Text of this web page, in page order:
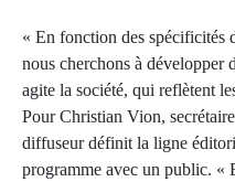
« En fonction des spécificités
nous cherchons à développer
agite la société, qui reflètent
Pour Christian Vion,
diffuseur définit la ligne
programme avec un public. «